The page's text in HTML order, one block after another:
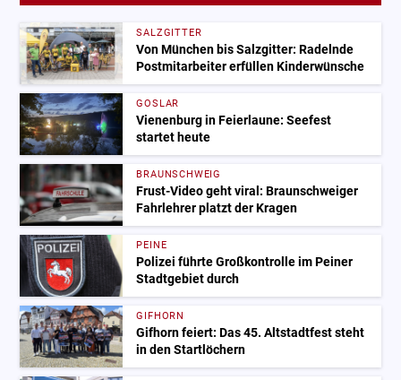
SALZGITTER
Von München bis Salzgitter: Radelnde
Postmitarbeiter erfüllen Kinderwünsche
GOSLAR
Vienenburg in Feierlaune: Seefest
startet heute
BRAUNSCHWEIG
Frust-Video geht viral: Braunschweiger
Fahrlehrer platzt der Kragen
PEINE
Polizei führte Großkontrolle im Peiner
Stadtgebiet durch
GIFHORN
Gifhorn feiert: Das 45. Altstadtfest steht
in den Startlöchern